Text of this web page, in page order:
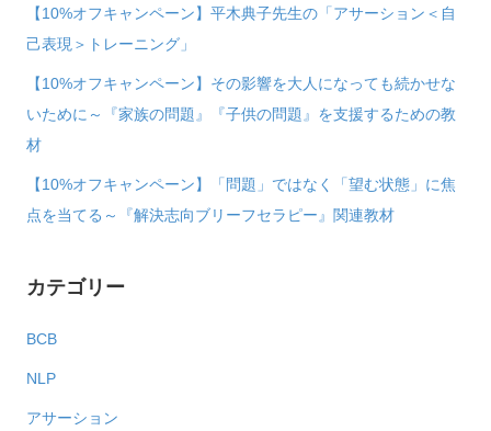
【10%オフキャンペーン】平木典子先生の「アサーション＜自
己表現＞トレーニング」
【10%オフキャンペーン】その影響を大人になっても続かせな
いために～『家族の問題』『子供の問題』を支援するための教
材
【10%オフキャンペーン】「問題」ではなく「望む状態」に焦
点を当てる～『解決志向ブリーフセラピー』関連教材
カテゴリー
BCB
NLP
アサーション